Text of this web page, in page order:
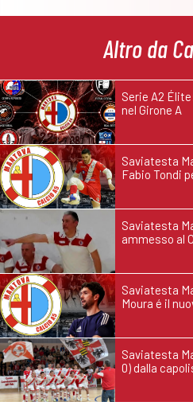
Altro da
Serie A2
nel Girone A
Saviatesta
Fabio Tondi
Saviatesta
ammesso al
Saviatesta
Moura é il
Saviatesta
0) dalla